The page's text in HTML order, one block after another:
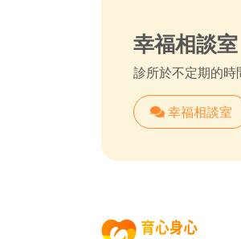
幸福相談室
診所於不定期的
幸福相談室